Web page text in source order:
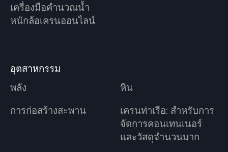
เครื่องมือคำนวณน้ำ
หนักล้อเครนออนไลน์
อุตสาหกรรม
พลัง
หิน
การก่อสร้างสะพาน
เครนท่าเรือ: สำหรับการ
จัดการคอนเทนเนอร์
และวัสดุจำนวนมาก